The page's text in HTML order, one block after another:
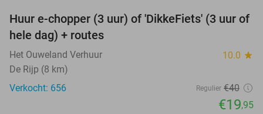
50%
Huur e-chopper (3 uur) of 'DikkeFiets' (3 uur of
hele dag) + routes
Het Ouweland Verhuur 10.0 star
De Rijp (8 km)
Verkocht: 656
Regulier €40
€19,95